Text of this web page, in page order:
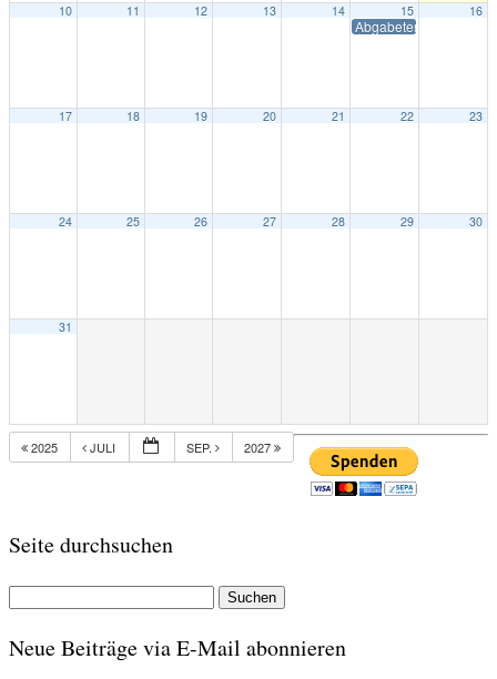
10 11 12 13 14 15
Abgabetermin
16
17 18 19 20 21 22 23
24 25 26 27 28 29 30
31
2025 JULI SEP. 2027
Seite durchsuchen
Neue Beiträge via E-Mail abonnieren